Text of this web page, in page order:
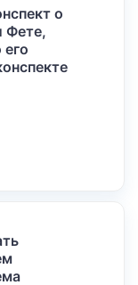
о
Фете,